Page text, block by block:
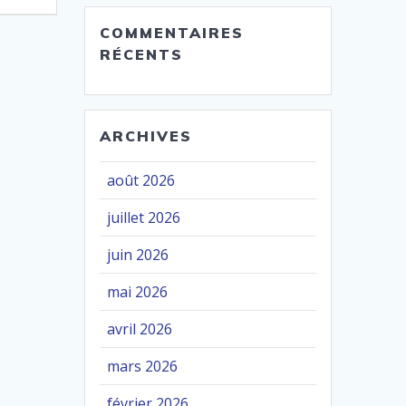
COMMENTAIRES
RÉCENTS
ARCHIVES
août 2026
juillet 2026
juin 2026
mai 2026
avril 2026
mars 2026